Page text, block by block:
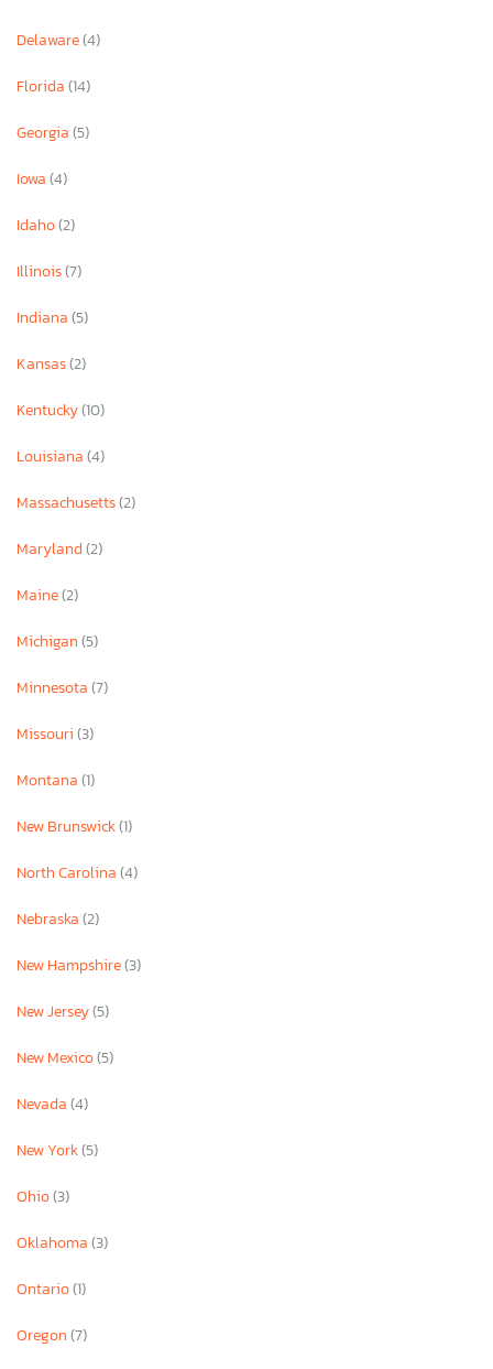
Delaware(4)
Florida(14)
Georgia(5)
Iowa(4)
Idaho(2)
Illinois(7)
Indiana(5)
Kansas(2)
Kentucky(10)
Louisiana(4)
Massachusetts(2)
Maryland(2)
Maine(2)
Michigan(5)
Minnesota(7)
Missouri(3)
Montana(1)
New Brunswick(1)
North Carolina(4)
Nebraska(2)
New Hampshire(3)
New Jersey(5)
New Mexico(5)
Nevada(4)
New York(5)
Ohio(3)
Oklahoma(3)
Ontario(1)
Oregon(7)